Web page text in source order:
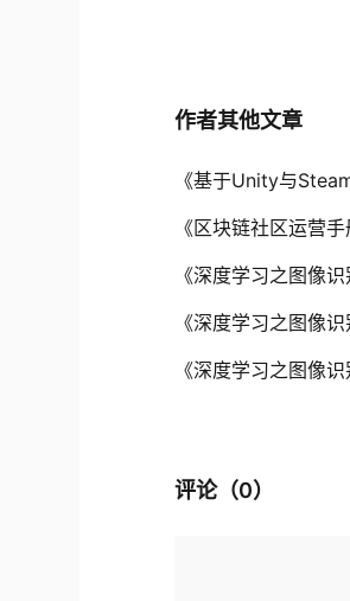
作者其他文章
《基于Unity与
《区块链社区运营
《深度学习之图像
《深度学习之图像
《深度学习之图像
评论（0）